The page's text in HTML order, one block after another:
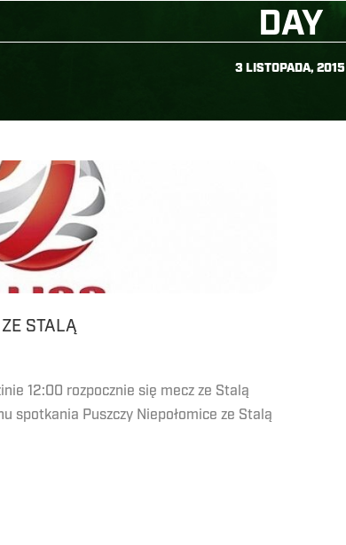
DAY
3 LISTOPADA, 2015
STALĄ
12:00 rozpocznie się mecz ze Stalą
spotkania Puszczy Niepołomice ze Stalą